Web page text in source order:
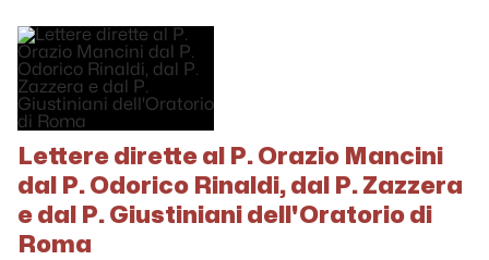
Lettere dirette al P. Orazio Mancini
dal P. Odorico Rinaldi, dal P. Zazzera
e dal P. Giustiniani dell'Oratorio di
Roma